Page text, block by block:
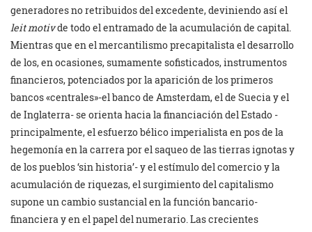
generadores no retribuidos del excedente, deviniendo así el
leit motivde todo el entramado de la acumulación de capital.
Mientras que en el mercantilismo precapitalista el desarrollo
de los, en ocasiones, sumamente sofisticados, instrumentos
financieros, potenciados por la aparición de los primeros
bancos «centrales»-el banco de Amsterdam, el de Suecia y el
de Inglaterra- se orienta hacia la financiación del Estado -
principalmente, el esfuerzo bélico imperialista en pos de la
hegemonía en la carrera por el saqueo de las tierras ignotas y
de los pueblos ‘sin historia’- y el estímulo del comercio y la
acumulación de riquezas, el surgimiento del capitalismo
supone un cambio sustancial en la función bancario-
financiera y en el papel del numerario. Las crecientes